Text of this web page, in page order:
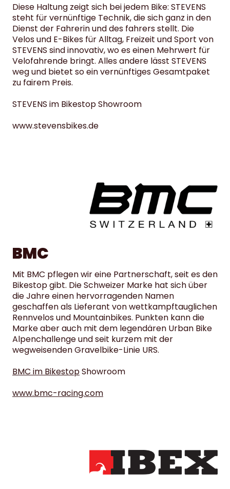
Diese Haltung zeigt sich bei jedem Bike: STEVENS
steht für vernünftige Technik, die sich ganz in den
Dienst der Fahrerin und des fahrers stellt. Die
Velos und E-Bikes für Alltag, Freizeit und Sport von
STEVENS sind innovativ, wo es einen Mehrwert für
Velofahrende bringt. Alles andere lässt STEVENS
weg und bietet so ein vernünftiges Gesamtpaket
zu fairem Preis.
STEVENS im Bikestop Showroom
www.stevensbikes.de
BMC
Mit BMC pflegen wir eine Partnerschaft, seit es den
Bikestop gibt. Die Schweizer Marke hat sich über
die Jahre einen hervorragenden Namen
geschaffen als Lieferant von wettkampftauglichen
Rennvelos und Mountainbikes. Punkten kann die
Marke aber auch mit dem legendären Urban Bike
Alpenchallenge und seit kurzem mit der
wegweisenden Gravelbike-Linie URS.
BMC im BikestopShowroom
www.bmc-racing.com